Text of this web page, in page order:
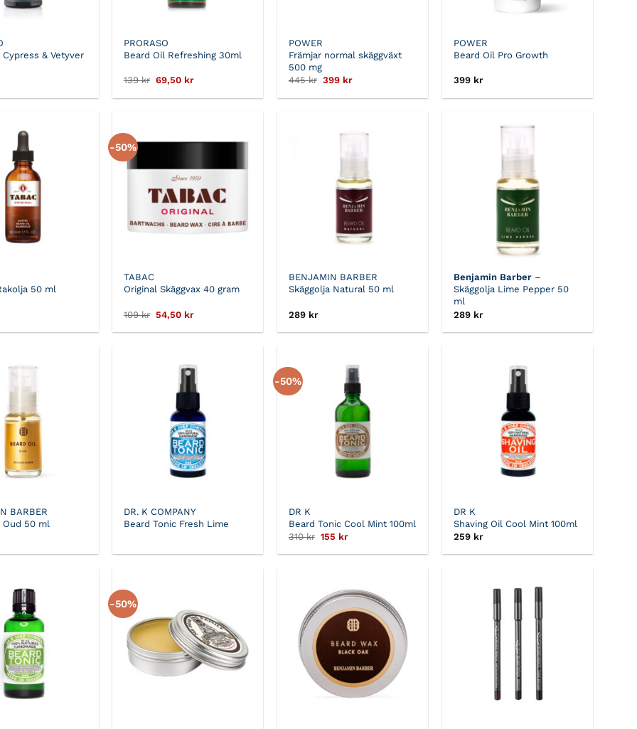
Cypress & Vetyver
PRORASO
Beard Oil Refreshing 30ml
139kr Det
priset
69,50 krDet
priset
POWER
Främjar normal skäggväxt
500 mg
445kr Det
priset
399 krDet
priset
POWER
Beard Oil Pro Growth
399 kr
50 ml
-50%
TABAC
Original Skäggvax 40 gram
109kr Det
ursprungliga
priset
54,50 krDet
priset
BENJAMIN BARBER
Skäggolja Natural 50 ml
289 kr
Benjamin Barber–
Skäggolja Lime Pepper 50
ml
289 kr
BARBER
Oud 50 ml
DR. K COMPANY
Beard Tonic Fresh Lime
-50%
DR K
Beard Tonic Cool Mint 100ml
310kr Det
priset
155 krDet
priset
DR K
Shaving Oil Cool Mint 100ml
259 kr
-50%